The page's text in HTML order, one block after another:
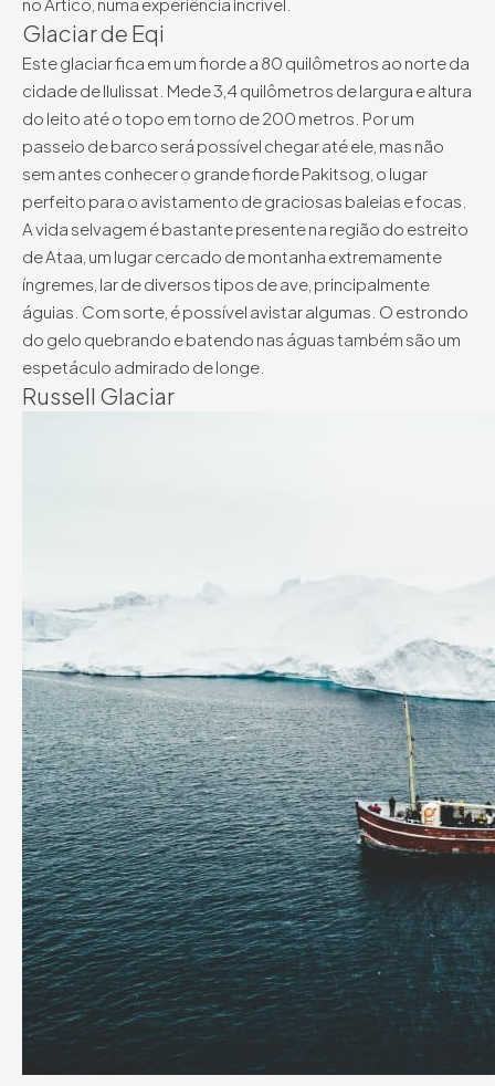
Glaciar de Eqi
Este glaciar fica em um fiorde a 80 quilômetros ao norte da
cidade de Ilulissat. Mede 3,4 quilômetros de largura e altura
do leito até o topo em torno de 200 metros. Por um
passeio de barco será possível chegar até ele, mas não
sem antes conhecer o grande fiorde Pakitsog, o lugar
perfeito para o avistamento de graciosas baleias e focas.
A vida selvagem é bastante presente na região do estreito
de Ataa, um lugar cercado de montanha extremamente
íngremes, lar de diversos tipos de ave, principalmente
águias. Com sorte, é possível avistar algumas. O estrondo
do gelo quebrando e batendo nas águas também são um
espetáculo admirado de longe.
Russell Glaciar